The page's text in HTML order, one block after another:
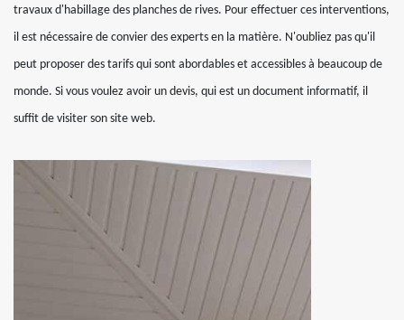
travaux d'habillage des planches de rives. Pour effectuer ces interventions,
il est nécessaire de convier des experts en la matière. N'oubliez pas qu'il
peut proposer des tarifs qui sont abordables et accessibles à beaucoup de
monde. Si vous voulez avoir un devis, qui est un document informatif, il
suffit de visiter son site web.